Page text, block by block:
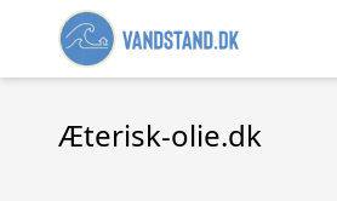
Æterisk-olie.dk